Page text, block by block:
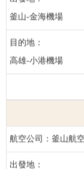
釜山-金海機場
高雄-小港機場
釜山航